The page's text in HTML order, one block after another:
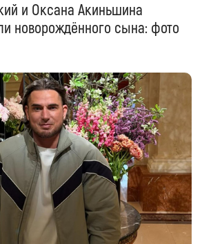
и Оксана Акиньшина
новорождённого сына: фото